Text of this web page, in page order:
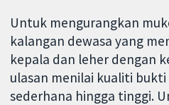
Untuk mengurangkan
kalangan dewasa yang
kepala dan leher dengan
ulasan menilai kualiti bukti
sederhana hingga tinggi.